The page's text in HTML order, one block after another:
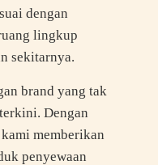
dengan
lingkup
sekitarnya.
brand yang tak
Dengan
memberikan
penyewaan